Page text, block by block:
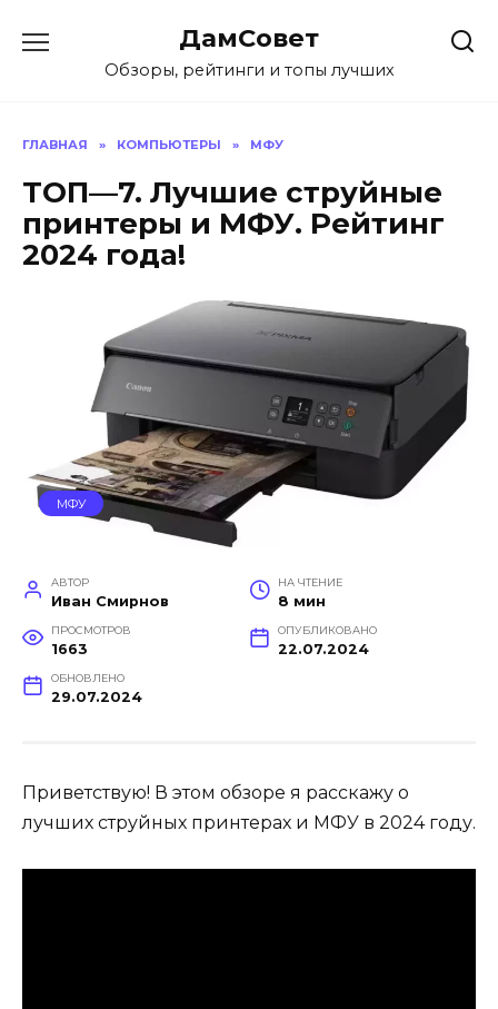
содержанию
ДамСовет
Обзоры, рейтинги и топы лучших
ГЛАВНАЯ » КОМПЬЮТЕРЫ » МФУ
ТОП—7. Лучшие струйные
принтеры и МФУ. Рейтинг
2024 года!
МФУ
АВТОР
Иван Смирнов
НА ЧТЕНИЕ
8 мин
ПРОСМОТРОВ
1663
ОПУБЛИКОВАНО
22.07.2024
ОБНОВЛЕНО
29.07.2024
Приветствую! В этом обзоре я расскажу о
лучших струйных принтерах и МФУ в 2024 году.